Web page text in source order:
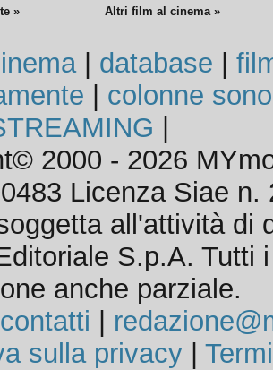
» Altri film al cinema »
| database
colonne
2000 - 2026
Licenza Siae n.
all'attività di
S.p.A. Tutti
anche parziale.
contatti
sulla privacy|